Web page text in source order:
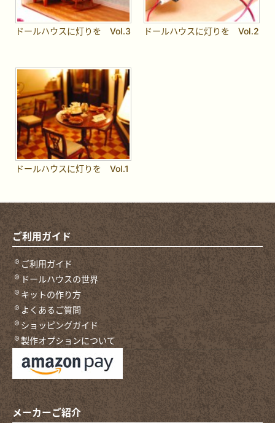
ドールハウスに灯りを Vol.3 ドールハウスに灯りを Vol.2
ドールハウスに灯りを Vol.1
ご利用ガイド
ご利用ガイド
ドールハウスの世界
キットの作り方
よくあるご質問
ショッピングガイド
製作オプションについて
メーカーご紹介